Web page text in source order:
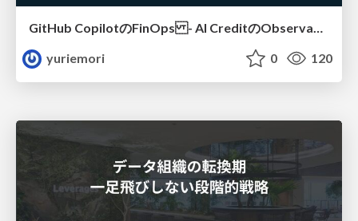
yuriemori
0 120